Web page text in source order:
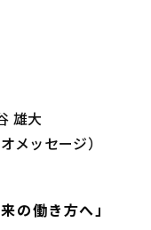
雄大
メッセージ）
の働き方へ」